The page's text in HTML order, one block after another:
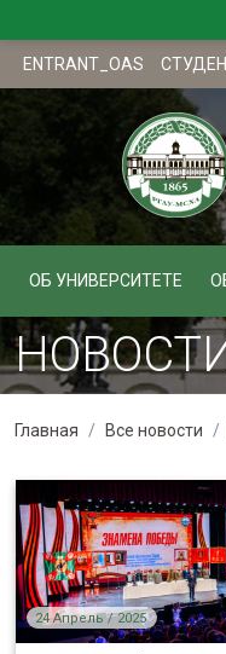
ENTRANT_OAS
ОБ УНИВЕРСИТЕТЕ
Главная Все новости
24 Апрель / 2025